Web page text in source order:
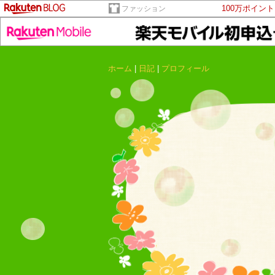
ファッション 100万ポイン
ホーム 日記 プロフィール